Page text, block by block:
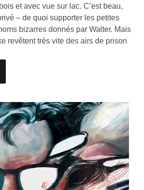
et avec vue sur lac. C’est beau,
– de quoi supporter les petites
bizarres donnés par Walter. Mais
revêtent très vite des airs de prison